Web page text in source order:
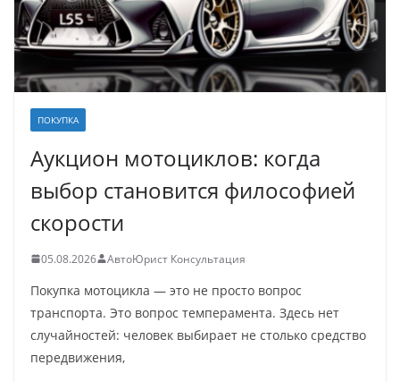
ПОКУПКА
Аукцион мотоциклов: когда
выбор становится философией
скорости
05.08.2026 АвтоЮрист Консультация
Покупка мотоцикла — это не просто вопрос
транспорта. Это вопрос темперамента. Здесь нет
случайностей: человек выбирает не столько средство
передвижения,